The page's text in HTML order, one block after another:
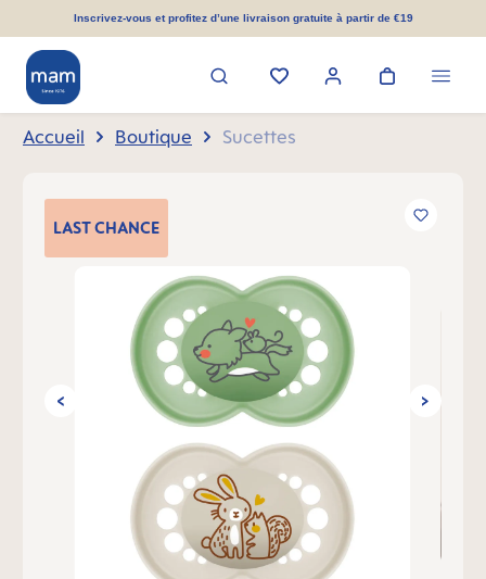
principal
Inscrivez-vous et profitez d’une livraison gratuite à partir de €19
Accueil Boutique Sucettes
LASTCHANCE